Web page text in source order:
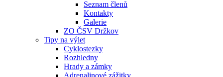
Seznam členů
Kontakty
Galerie
ZO ČSV Držkov
Tipy na výlet
Cyklostezky
Rozhledny
Hrady a zámky
Adrenalinové zážitky